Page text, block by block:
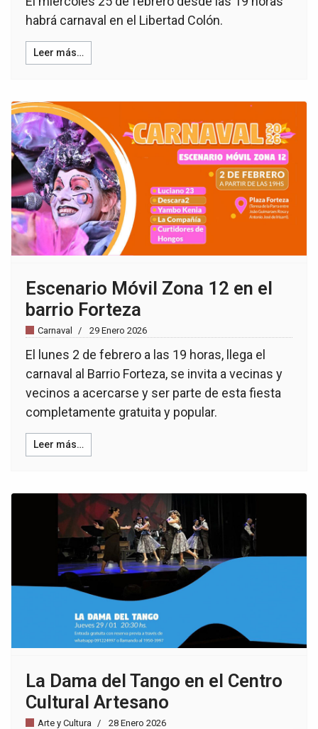
habrá carnaval en el Libertad Colón.
Leer más…
Escenario Móvil Zona 12 en el
barrio Forteza
Carnaval 29 Enero 2026
El lunes 2 de febrero a las 19 horas, llega el
carnaval al Barrio Forteza, se invita a vecinas y
vecinos a acercarse y ser parte de esta fiesta
completamente gratuita y popular.
Leer más…
La Dama del Tango en el Centro
Cultural Artesano
Arte y Cultura 28 Enero 2026